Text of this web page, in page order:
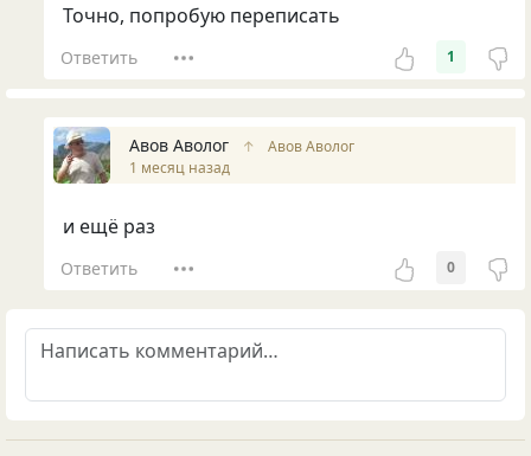
Точно, попробую переписать
Ответить 1
Авов Аволог ↑
Авов Аволог
1 месяц назад
и ещё раз
Ответить 0